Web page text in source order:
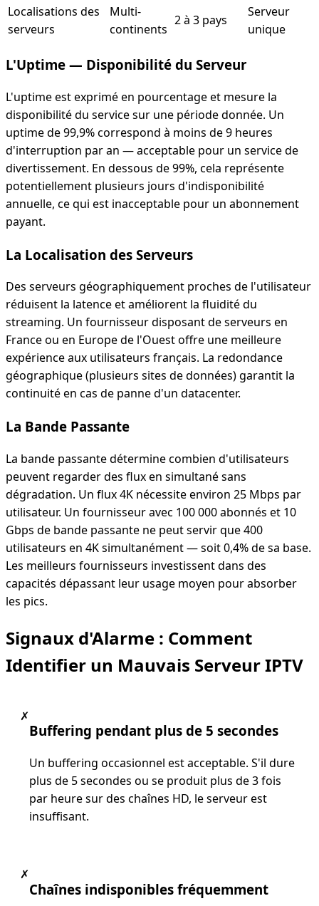
Localisations des
serveurs
Multi-
continents
2 à 3 pays
Serveur
unique
L'Uptime — Disponibilité du Serveur
L'uptime est exprimé en pourcentage et mesure la
disponibilité du service sur une période donnée. Un
uptime de 99,9% correspond à moins de 9 heures
d'interruption par an — acceptable pour un service de
divertissement. En dessous de 99%, cela représente
potentiellement plusieurs jours d'indisponibilité
annuelle, ce qui est inacceptable pour un abonnement
payant.
La Localisation des Serveurs
Des serveurs géographiquement proches de l'utilisateur
réduisent la latence et améliorent la fluidité du
streaming. Un fournisseur disposant de serveurs en
France ou en Europe de l'Ouest offre une meilleure
expérience aux utilisateurs français. La redondance
géographique (plusieurs sites de données) garantit la
continuité en cas de panne d'un datacenter.
La Bande Passante
La bande passante détermine combien d'utilisateurs
peuvent regarder des flux en simultané sans
dégradation. Un flux 4K nécessite environ 25 Mbps par
utilisateur. Un fournisseur avec 100 000 abonnés et 10
Gbps de bande passante ne peut servir que 400
utilisateurs en 4K simultanément — soit 0,4% de sa base.
Les meilleurs fournisseurs investissent dans des
capacités dépassant leur usage moyen pour absorber
les pics.
Signaux d'Alarme : Comment
Identifier un Mauvais Serveur IPTV
✗
Buffering pendant plus de 5 secondes
Un buffering occasionnel est acceptable. S'il dure
plus de 5 secondes ou se produit plus de 3 fois
par heure sur des chaînes HD, le serveur est
insuffisant.
✗
Chaînes indisponibles fréquemment